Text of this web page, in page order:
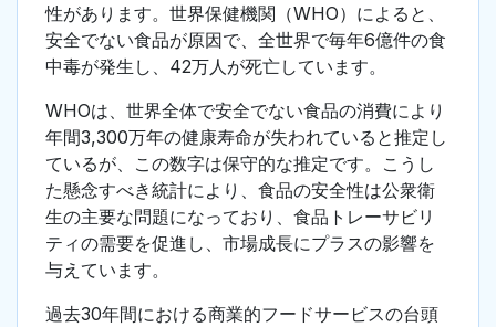
性があります。世界保健機関（WHO）によると、
安全でない食品が原因で、全世界で毎年6億件の食
中毒が発生し、42万人が死亡しています。
WHOは、世界全体で安全でない食品の消費により
年間3,300万年の健康寿命が失われていると推定し
ているが、この数字は保守的な推定です。こうし
た懸念すべき統計により、食品の安全性は公衆衛
生の主要な問題になっており、食品トレーサビリ
ティの需要を促進し、市場成長にプラスの影響を
与えています。
過去30年間における商業的フードサービスの台頭